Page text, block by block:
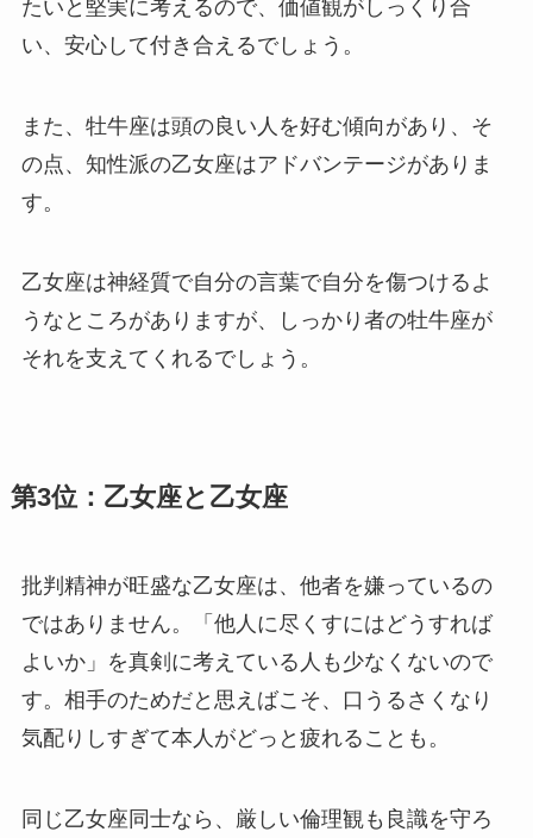
たいと堅実に考えるので、価値観がしっくり合
い、安心して付き合えるでしょう。
また、牡牛座は頭の良い人を好む傾向があり、そ
の点、知性派の乙女座はアドバンテージがありま
す。
乙女座は神経質で自分の言葉で自分を傷つけるよ
うなところがありますが、しっかり者の牡牛座が
それを支えてくれるでしょう。
第3位：乙女座と乙女座
批判精神が旺盛な乙女座は、他者を嫌っているの
ではありません。「他人に尽くすにはどうすれば
よいか」を真剣に考えている人も少なくないので
す。相手のためだと思えばこそ、口うるさくなり
気配りしすぎて本人がどっと疲れることも。
同じ乙女座同士なら、厳しい倫理観も良識を守ろ